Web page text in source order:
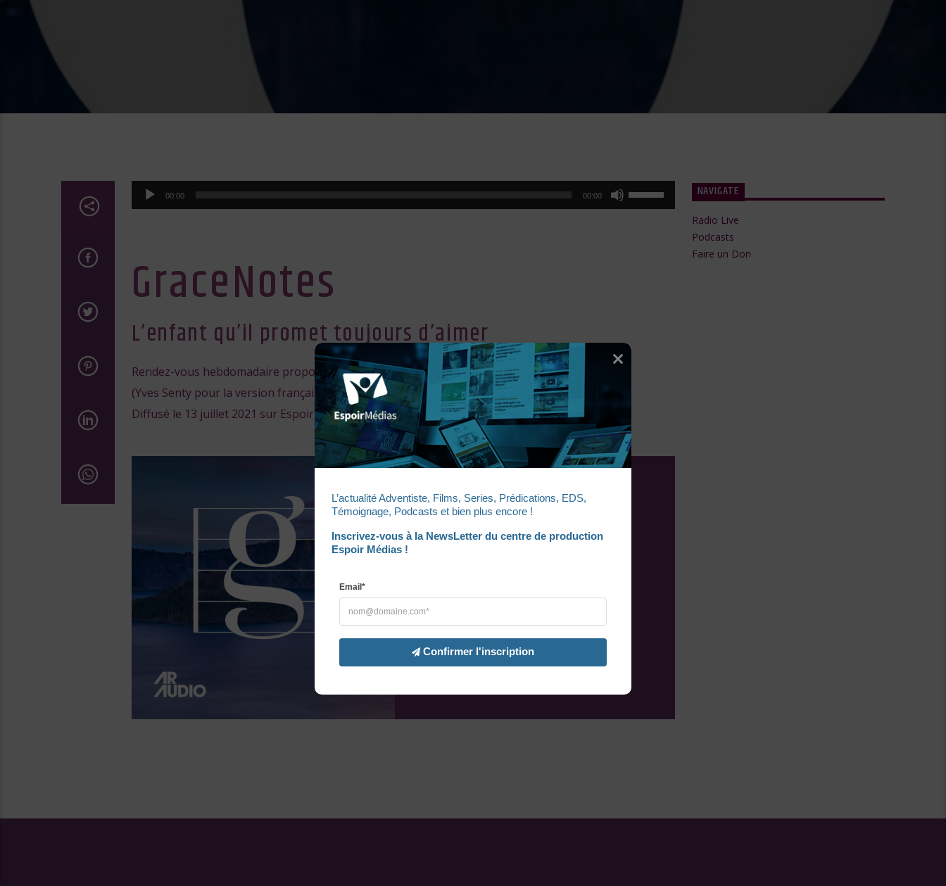
Lecteur
audio
00:00 00:00
Utilisez
les
GraceNotes
L’enfant qu’il promet toujours d’aimer
Rendez-vous hebdomadaire proposé par Bill Knott
(Yves Senty pour la version française)
Diffusé le 13 juillet 2021 sur Espoir Radio
NAVIGATE
Radio Live
Podcasts
Faire un Don
L’actualité Adventiste, Films, Series, Prédications, EDS,
Témoignage, Podcasts et bien plus encore !
Inscrivez-vous à la NewsLetter du centre de production
Espoir Médias !
Email*
Confirmer l'inscription